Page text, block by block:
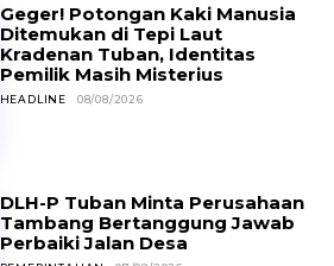
Geger! Potongan Kaki Manusia
Ditemukan di Tepi Laut
Kradenan Tuban, Identitas
Pemilik Masih Misterius
HEADLINE 08/08/2026
DLH-P Tuban Minta Perusahaan
Tambang Bertanggung Jawab
Perbaiki Jalan Desa